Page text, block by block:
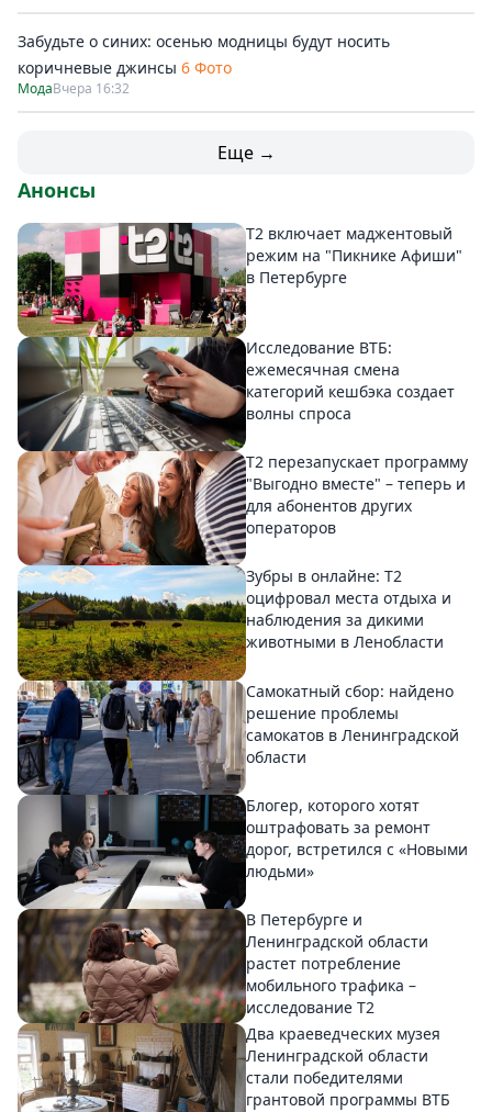
Забудьте о синих: осенью модницы будут носить
коричневые джинсы 6 Фото
МодаВчера 16:32
Еще →
Анонсы
Т2 включает маджентовый
режим на "Пикнике Афиши"
в Петербурге
Исследование ВТБ:
ежемесячная смена
категорий кешбэка создает
волны спроса
Т2 перезапускает программу
"Выгодно вместе" – теперь и
для абонентов других
операторов
Зубры в онлайне: Т2
оцифровал места отдыха и
наблюдения за дикими
животными в Ленобласти
Самокатный сбор: найдено
решение проблемы
самокатов в Ленинградской
области
Блогер, которого хотят
оштрафовать за ремонт
дорог, встретился с «Новыми
людьми»
В Петербурге и
Ленинградской области
растет потребление
мобильного трафика –
исследование T2
Два краеведческих музея
Ленинградской области
стали победителями
грантовой программы ВТБ